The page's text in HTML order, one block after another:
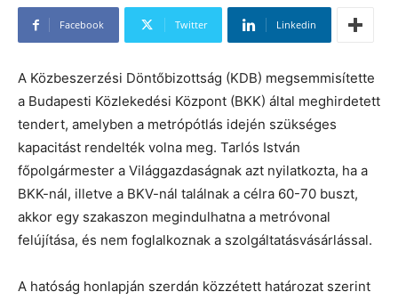
Facebook Twitter Linkedin
A Közbeszerzési Döntőbizottság (KDB) megsemmisítette
a Budapesti Közlekedési Központ (BKK) által meghirdetett
tendert, amelyben a metrópótlás idején szükséges
kapacitást rendelték volna meg. Tarlós István
főpolgármester a Világgazdaságnak azt nyilatkozta, ha a
BKK-nál, illetve a BKV-nál találnak a célra 60-70 buszt,
akkor egy szakaszon megindulhatna a metróvonal
felújítása, és nem foglalkoznak a szolgáltatásvásárlással.
A hatóság honlapján szerdán közzétett határozat szerint